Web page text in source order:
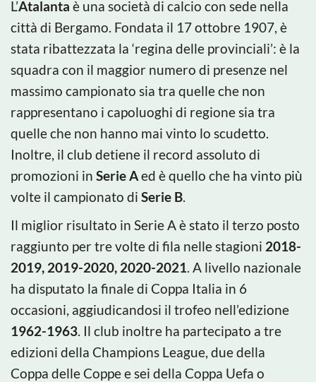
L’Atalanta è una società di calcio con sede nella
città di Bergamo. Fondata il 17 ottobre 1907, è
stata ribattezzata la ‘regina delle provinciali’: è la
squadra con il maggior numero di presenze nel
massimo campionato sia tra quelle che non
rappresentano i capoluoghi di regione sia tra
quelle che non hanno mai vinto lo scudetto.
Inoltre, il club detiene il record assoluto di
promozioni in Serie Aed è quello che ha vinto più
volte il campionato di Serie B.
Il miglior risultato in Serie A è stato il terzo posto
raggiunto per tre volte di fila nelle stagioni 2018-
2019, 2019-2020, 2020-2021. A livello nazionale
ha disputato la finale di Coppa Italia in 6
occasioni, aggiudicandosi il trofeo nell’edizione
1962-1963. Il club inoltre ha partecipato a tre
edizioni della Champions League, due della
Coppa delle Coppe e sei della Coppa Uefa o